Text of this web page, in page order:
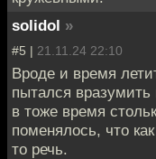
solidol »
#5 | 21.11.24 22:10
Вроде и время
пытался
в тоже время
поменялось, что
то речь.